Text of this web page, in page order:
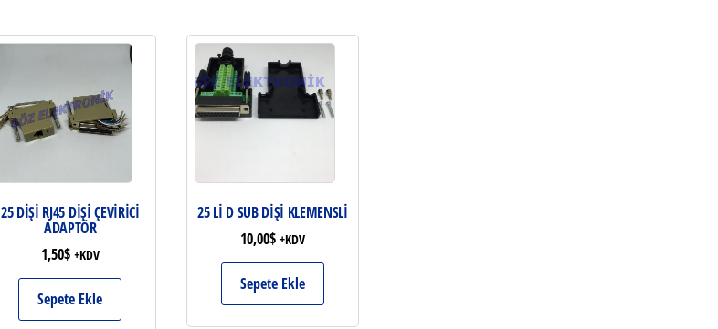
25 DİŞİ RJ45 DİŞİ ÇEVİRİCİ
ADAPTÖR
1,50$ +KDV
Sepete Ekle
25 Lİ D SUB DİŞİ KLEMENSLİ
10,00$ +KDV
Sepete Ekle